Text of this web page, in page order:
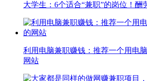
大学生：6个适合“兼职”的岗位！酬
利用电脑兼职赚钱：推荐一个用电
网站